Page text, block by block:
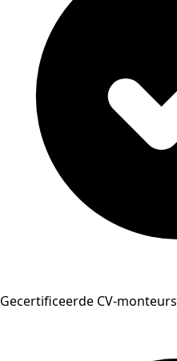
Gecertificeerde CV-monteurs